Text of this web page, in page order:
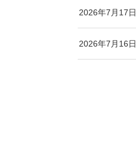
2026年7月17日
2026年7月16日